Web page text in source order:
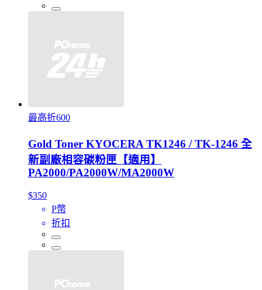
最高折600
Gold Toner KYOCERA TK1246 / TK-1246 全
新副廠相容碳粉匣【適用】
PA2000/PA2000W/MA2000W
$350
P幣
折扣